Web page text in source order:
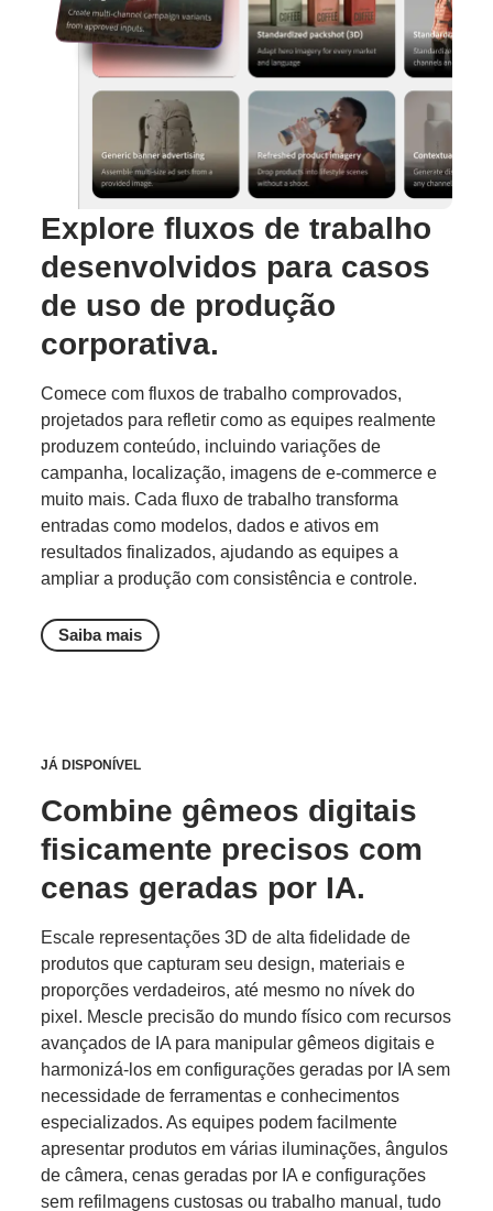
Explore fluxos de trabalho
desenvolvidos para casos
de uso de produção
corporativa.
Comece com fluxos de trabalho comprovados,
projetados para refletir como as equipes realmente
produzem conteúdo, incluindo variações de
campanha, localização, imagens de e-commerce e
muito mais. Cada fluxo de trabalho transforma
entradas como modelos, dados e ativos em
resultados finalizados, ajudando as equipes a
ampliar a produção com consistência e controle.
Saiba mais
JÁ DISPONÍVEL
Combine gêmeos digitais
fisicamente precisos com
cenas geradas por IA.
Escale representações 3D de alta fidelidade de
produtos que capturam seu design, materiais e
proporções verdadeiros, até mesmo no nívek do
pixel. Mescle precisão do mundo físico com recursos
avançados de IA para manipular gêmeos digitais e
harmonizá-los em configurações geradas por IA sem
necessidade de ferramentas e conhecimentos
especializados. As equipes podem facilmente
apresentar produtos em várias iluminações, ângulos
de câmera, cenas geradas por IA e configurações
sem refilmagens custosas ou trabalho manual, tudo